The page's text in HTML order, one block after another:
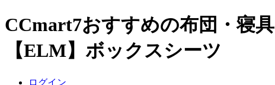
CCmart7おすすめの布団・寝具
【ELM】ボックスシーツ
ログイン